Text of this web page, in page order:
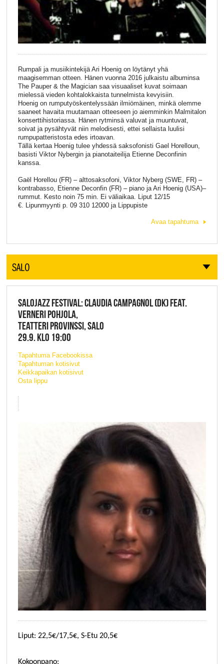
Rumpali ja musiikintekijä Ari Hoenig on löytänyt yhä
maagisemman otteen. Hänen vuonna 2016 julkaistu albuminsa
The Pauper & the Magician saa visuaaliset kuvat soimaan
mielessä vieden kohtalokkaista tunnelmista kevyisiin.
Hoenig on rumputyöskentelyssään ilmiömäinen, minkä olemme
saaneet havaita muutamaan otteeseen jo aiemminkin Malmitalon
konserttihistoriassa. Hänen rytminsä valuvat ja muuntuvat,
soivat ja pysähtyvät niin melodisesti, ettei sellaista luulisi
rumpupatteristosta edes irtoavan.
Tällä kertaa Hoenig tulee yhdessä saksofonisti Gael Horelloun,
basisti Viktor Nybergin ja pianotaiteilija Etienne Deconfinin
kanssa.
Gaël Horellou (FR) – alttosaksofoni, Viktor Nyberg (SWE, FR) –
kontrabasso, Etienne Deconfin (FR) – piano ja Ari Hoenig (USA)–
rummut. Kesto noin 75 min. Ei väliaikaa. Liput 12/15
€. Lipunmyynti p. 09 310 12000 ja Lippupiste
Avaa tapahtuma
SALO
SALOJAZZ FESTIVAL: CLAUDIA CAMPAGNOL (DK) FEAT.
VERNERI POHJOLA,
TEATTERI PROVINSSI, SALO
29.9. KLO 19:00
Tapahtuma Facebookissa
Tapahtuman kotisivut
Keikkapaikan kotisivut
Osta lippu
Liput: 22,5€/17,5€, S-Etu 20,5€
Kokoonpano: